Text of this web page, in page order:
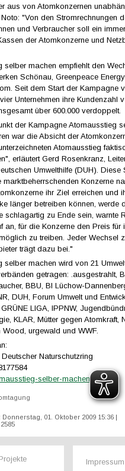
aus von Atomkonzernen
"Von den Stromrechnungen
und Verbraucher soll ein
der Atomkonzerne und
selber machen empfiehlt den
Schönau, Greenpeace
Seit dem Start der Kampagne
Unternehmen ihre Kundenzahl
über 600.000 verdoppelt.
der Kampagne Atomausstieg
war die Absicht der
Atomausstieg
erläutert Gerd Rosenkranz,
Umwelthilfe (DUH). Diese
marktbeherrschenden Konzerne
ihr Ziel erreichen und
länger betreiben können, werde
schlagartig zu Ende sein, warnte
an, für die Konzerne den Preis für
zu treiben. Jeder Wechsel
trägt dazu bei."
selber machen wird von 21
getragen: .ausgestrahlt,
BBU, BI Lüchow-
DUH, Forum Umwelt und
LIGA, IPPNW,
KLAR, Mütter gegen Atomkraft,
Wood, urgewald und WWF.
Naturschutzring
selber-machen.de
Donnerstag, 01. Oktober 2009 15:36 |
Impressum